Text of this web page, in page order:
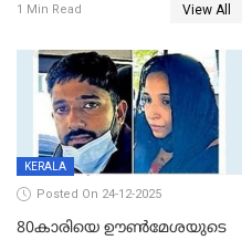
1 Min Read View All
KERALA
Posted On 24-12-2025
80കാരിയെ ഊൺമേശയുടെ